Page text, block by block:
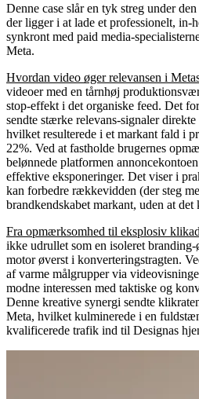
Meta Ads
Denne case slår en tyk streg under
der ligger i at lade et professionelt, in-
synkront med paid media-
Meta.
Hvordan video øger relevansen i
videoer med en tårnhøj
stop-effekt i det organiske feed. Det
sendte stærke relevans-signaler direkte
hvilket resulterede i et markant fald i
22%. Ved at fastholde brugernes
belønnede platformen
effektive eksponeringer. Det viser i
kan forbedre rækkevidden (der steg
brandkendskabet markant, uden at
Fra opmærksomhed til eksplosiv
ikke udrullet som en isoleret branding-
motor øverst i konverteringstragten.
af varme målgrupper via
modne interessen med taktiske og
Denne kreative synergi sendte
Meta, hvilket kulminerede i en